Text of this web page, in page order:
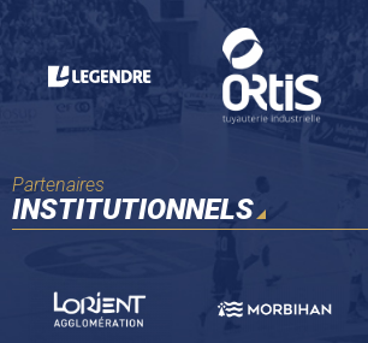
Partenaires
INSTITUTIONNELS